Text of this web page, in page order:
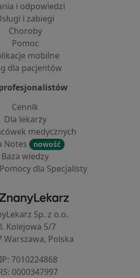
i odpowiedzi
i zabiegi
Choroby
Pomoc
mobilne
dla pacjentów
Cennik
Dla lekarzy
medycznych
Notes
nowość
Baza wiedzy
dla Specjalisty
ZnanyLekarz - Strona główna
Sp. z o.o.
Kolejowa 5/7
Warszawa, Polska
⁠7010224868
⁠0000347997